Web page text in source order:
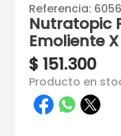
Referencia:
Nutratopic
Emoliente
$ 151.300
Producto en